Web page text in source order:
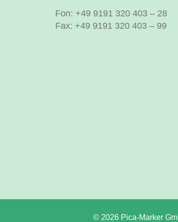
Fon: +49 9191 320 403 – 28
Fax: +49 9191 320 403 – 99
© 2026 Pica-Marker